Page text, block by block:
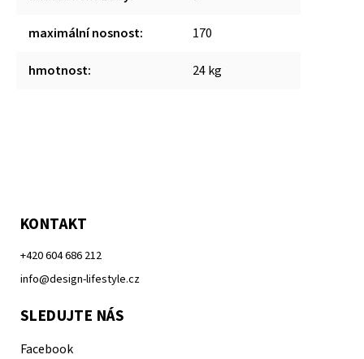
maximální nosnost: 170
hmotnost: 24 kg
KONTAKT
+420 604 686 212
info@design-lifestyle.cz
SLEDUJTE NÁS
Facebook